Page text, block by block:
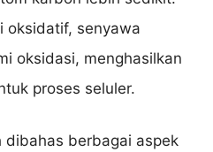
oksidatif, senyawa
oksidasi, menghasilkan
proses seluler.
dibahas berbagai aspek